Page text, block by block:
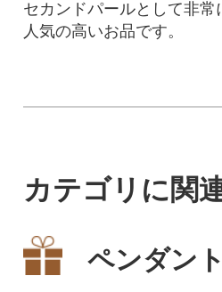
セカンドパールとして非常
人気の高いお品です。
カテゴリに関
ペンダン